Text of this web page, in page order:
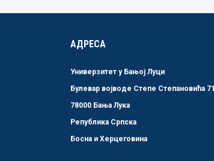
АДРЕСА
Универзитет у Бањој Луци
Булевар војводе Степе Степановића 71
78000 Бања Лука
Република Српска
Босна и Херцеговина